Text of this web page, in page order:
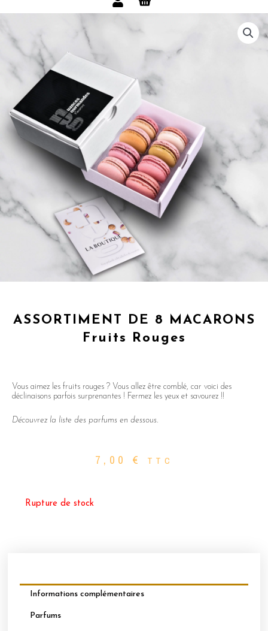
ASSORTIMENT DE 8 MACARONS
Fruits Rouges
Vous aimez les fruits rouges ? Vous allez être comblé, car voici des
déclinaisons parfois surprenantes ! Fermez les yeux et savourez !!
Découvrez la liste des parfums en dessous.
7,00 € TTC
Rupture de stock
Informations complémentaires
Parfums